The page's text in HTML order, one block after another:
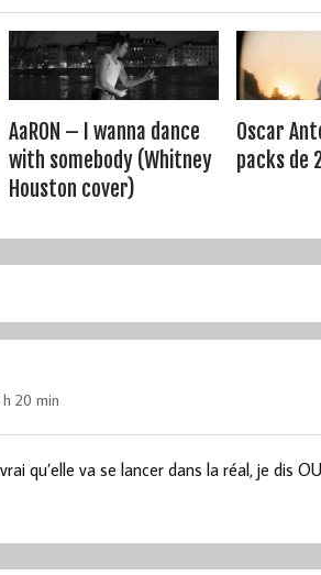
AaRON – I wanna dance
with somebody (Whitney
Houston cover)
Oscar
packs de
20 min
qu’elle va se lancer dans la réal, je dis